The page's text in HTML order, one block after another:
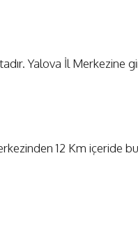
Yalova İl Merkezine
12 Km içeride